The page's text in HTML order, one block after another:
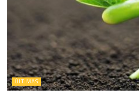
ÚLTIMAS